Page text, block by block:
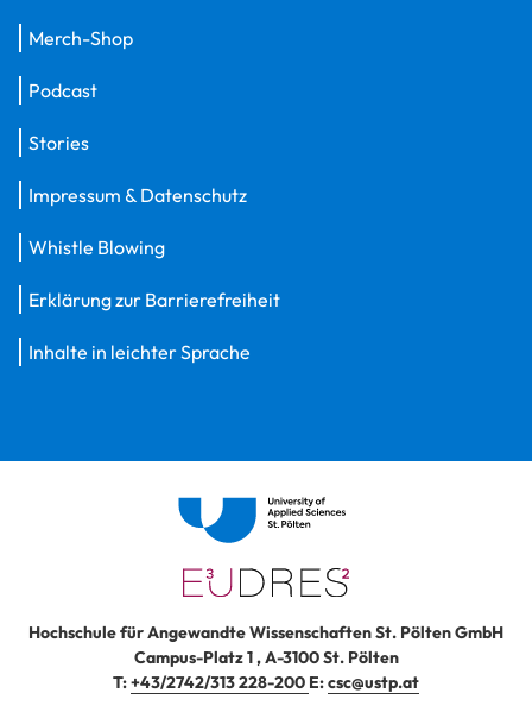
Merch-Shop
Podcast
Stories
Impressum & Datenschutz
Whistle Blowing
Erklärung zur Barrierefreiheit
Inhalte in leichter Sprache
Hochschule für Angewandte Wissenschaften St. Pölten GmbH
Campus-Platz 1,A-3100St. Pölten
T:+43/2742/313 228-200 E:csc@ustp.at